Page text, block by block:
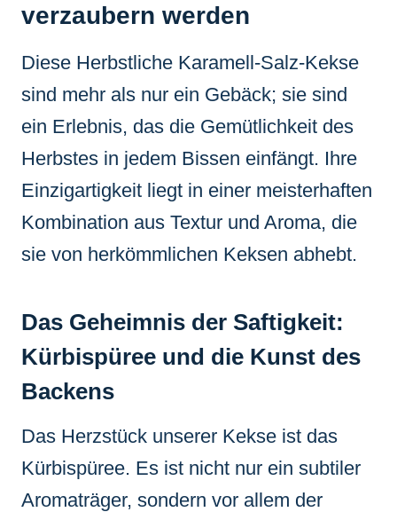
verzaubern werden
Diese Herbstliche Karamell-Salz-Kekse
sind mehr als nur ein Gebäck; sie sind
ein Erlebnis, das die Gemütlichkeit des
Herbstes in jedem Bissen einfängt. Ihre
Einzigartigkeit liegt in einer meisterhaften
Kombination aus Textur und Aroma, die
sie von herkömmlichen Keksen abhebt.
Das Geheimnis der Saftigkeit:
Kürbispüree und die Kunst des
Backens
Das Herzstück unserer Kekse ist das
Kürbispüree. Es ist nicht nur ein subtiler
Aromaträger, sondern vor allem der